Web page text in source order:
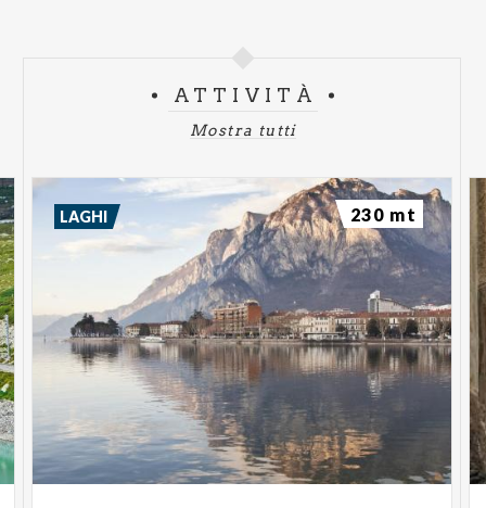
ATTIVITÀ
Mostra tutti
LAGHI 230 mt